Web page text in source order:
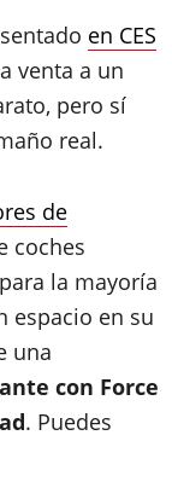
en CES
venta a un
pero sí
real.
de
coches
la mayoría
espacio en su
una
con Force
. Puedes